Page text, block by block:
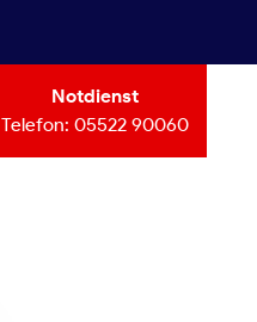
Notdienst
Telefon: 05522 90060